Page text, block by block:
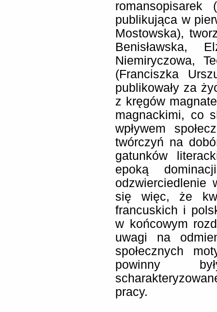
publikująca w
Mostowska),
Benisławska,
Niemiryczowa,
(Franciszka
publikowały za
z kręgów
magnackimi, co
wpływem
twórczyń na
gatunków
epoką
odzwierciedlenie
się więc, że
francuskich i
w końcowym
uwagi na
społecznych
powinny
pracy.